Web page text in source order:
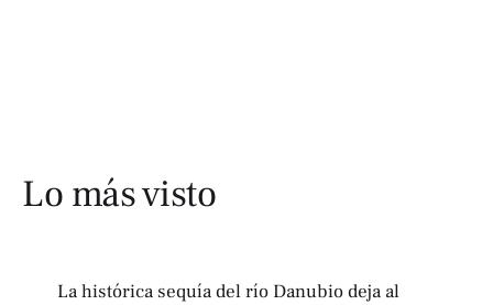
Lo más visto
La histórica sequía del río Danubio deja al